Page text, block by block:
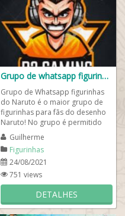
Grupo de whatsapp figurinhas do Naruto
Grupo de Whatsapp figurinhas
do Naruto é o maior grupo de
figurinhas para fãs do desenho
Naruto! No grupo é permitido
apenas figurinhas do Naruto, ...
Guilherme
Figurinhas
24/08/2021
751 views
DETALHES